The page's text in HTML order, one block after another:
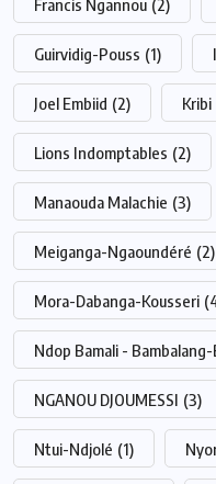
Francis Ngannou (2)
Guirvidig-Pouss (1)
Joel Embiid (2) Kribi
Lions Indomptables (2)
Manaouda Malachie (3)
Meiganga-Ngaoundéré (2)
Mora-Dabanga-Kousseri
Ndop Bamali -
NGANOU DJOUMESSI (3)
Ntui-Ndjolé (1)